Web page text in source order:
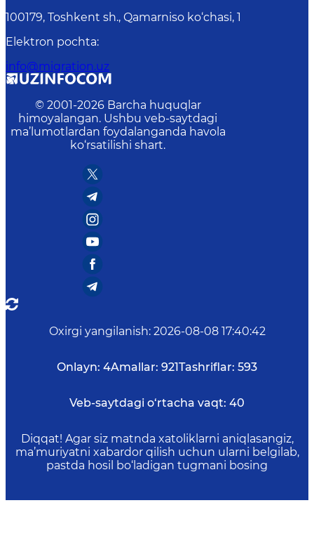
100179, Toshkent sh., Qamarniso ko‘chasi, 1
Elektron pochta:
info@migration.uz
© 2001-2026 Barcha huquqlar
himoyalangan. Ushbu veb-saytdagi
ma’lumotlardan foydalanganda havola
ko‘rsatilishi shart.
Oxirgi yangilanish: 2026-08-08 17:40:42
Onlayn: 4Amallar: 921Tashriflar: 593
Veb-saytdagi o‘rtacha vaqt: 40
Diqqat! Agar siz matnda xatoliklarni aniqlasangiz,
ma’muriyatni xabardor qilish uchun ularni belgilab,
pastda hosil bo‘ladigan tugmani bosing